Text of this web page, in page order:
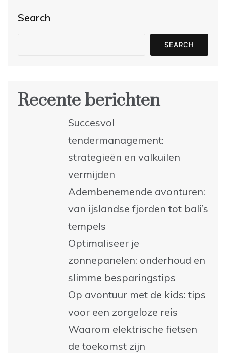
Search
SEARCH
Recente berichten
Succesvol
tendermanagement:
strategieën en valkuilen
vermijden
Adembenemende avonturen:
van ijslandse fjorden tot bali’s
tempels
Optimaliseer je
zonnepanelen: onderhoud en
slimme besparingstips
Op avontuur met de kids: tips
voor een zorgeloze reis
Waarom elektrische fietsen
de toekomst zijn